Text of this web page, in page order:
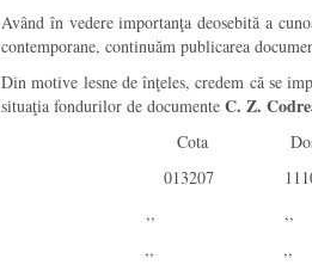
Având în vedere importanţa deosebită a
contemporane, continuăm publicarea
Din motive lesne de înţeles, credem că se
situaţia fondurilor de documente C. Z.
Cota
013207
,, ,,
,, ,,